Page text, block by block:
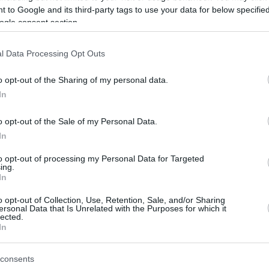
to Google and its third-party tags to use your data for below
consent section.
Data Processing Opt Outs
opt-out of the Sharing of my personal data.
opt-out of the Sale of my Personal Data.
opt-out of processing my Personal Data for Targeted
opt-out of Collection, Use, Retention, Sale, and/or Sharing
Data that Is Unrelated with the Purposes for which it
η παρουσία του παθογόνου μικροοργανισμού της
συνόλου της συγκεκριμένης παρτίδας τού εν λόγω
οι καταναλωτές που έχουν ήδη προμηθευτεί το
Συνελήφθη μητέρα 14χρονου
μαθητής με συμπτώματα μηνιγγίτιδας
Η βουλευτική ασυλία δεν αποτελεί προνόμιο
Lykavitos.gr στο Google News
όλες τις ειδήσεις